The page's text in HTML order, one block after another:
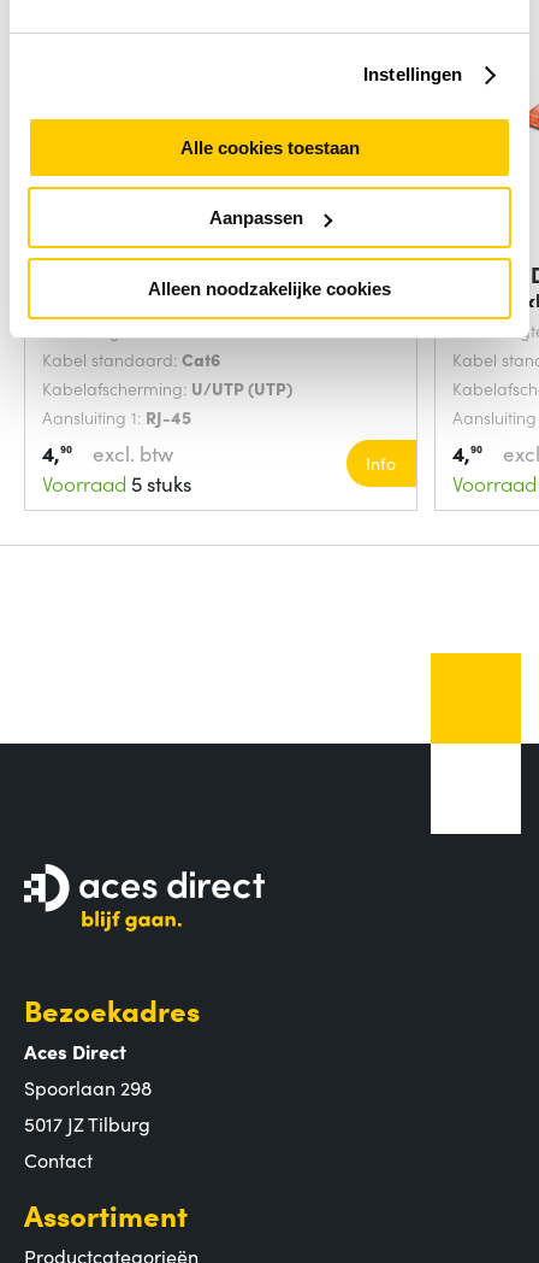
Instellingen
Alle cookies toestaan
Aanpassen
Alleen noodzakelijke cookies
netwerkkabel Blauw
Kabel standaard: Cat6
Kabelafscherming: U/UTP (UTP)
Aansluiting 1: RJ-45
4,90
excl. btw
Voorraad 5 stuks
Info
Digitus
Kabel
4,90
Voorraad
Bezoekadres
Aces Direct
Spoorlaan 298
5017 JZ Tilburg
Contact
Assortiment
Productcategorieën